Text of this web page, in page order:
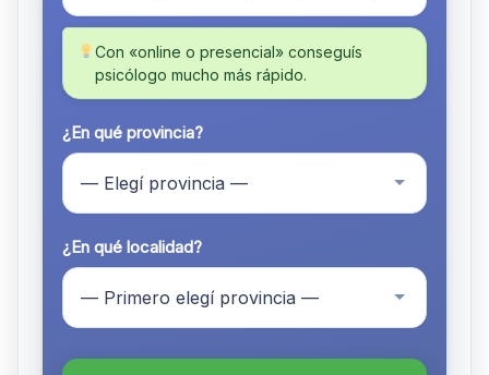
Con «online o presencial» conseguís
psicólogo mucho más rápido.
¿En qué provincia?
¿En qué localidad?